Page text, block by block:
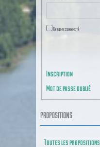
Rester connecté
Inscription
Mot de passe oublié
PROPOSITIONS
Toutes les propositions